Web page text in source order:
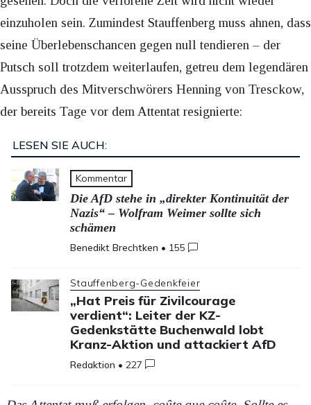
einzuholen sein. Zumindest Stauffenberg muss ahnen, dass
seine Überlebenschancen gegen null tendieren – der
Putsch soll trotzdem weiterlaufen, getreu dem legendären
Ausspruch des Mitverschwörers Henning von Tresckow,
der bereits Tage vor dem Attentat resignierte:
LESEN SIE AUCH:
Kommentar
Die AfD stehe in „direkter Kontinuität der
Nazis“ – Wolfram Weimer sollte sich
schämen
Benedikt Brechtken • 155
Stauffenberg-Gedenkfeier
„Hat Preis für Zivilcourage
verdient“: Leiter der KZ-
Gedenkstätte Buchenwald lobt
Kranz-Aktion und attackiert AfD
Redaktion •227